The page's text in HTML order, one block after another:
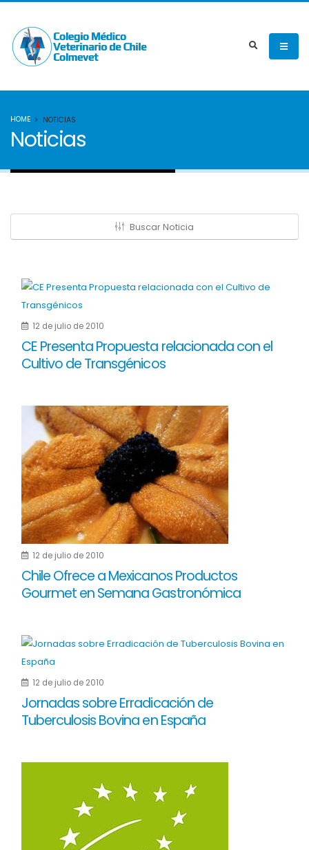
HOME NOTICIAS
Noticias
Buscar Noticia
12 de julio de 2010
CE Presenta Propuesta relacionada con el
Cultivo de Transgénicos
12 de julio de 2010
Chile Ofrece a Mexicanos Productos
Gourmet en Semana Gastronómica
12 de julio de 2010
Jornadas sobre Erradicación de
Tuberculosis Bovina en España